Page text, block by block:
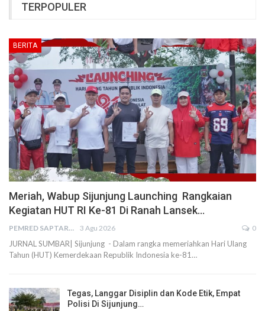
TERPOPULER
BERITA
Meriah, Wabup Sijunjung Launching Rangkaian
Kegiatan HUT RI Ke-81 Di Ranah Lansek…
PEMRED SAPTARIUS 3 Agu 2026 0
JURNAL SUMBAR| Sijunjung - Dalam rangka memeriahkan Hari Ulang
Tahun (HUT) Kemerdekaan Republik Indonesia ke-81…
Tegas, Langgar Disiplin dan Kode Etik, Empat
Polisi Di Sijunjung…